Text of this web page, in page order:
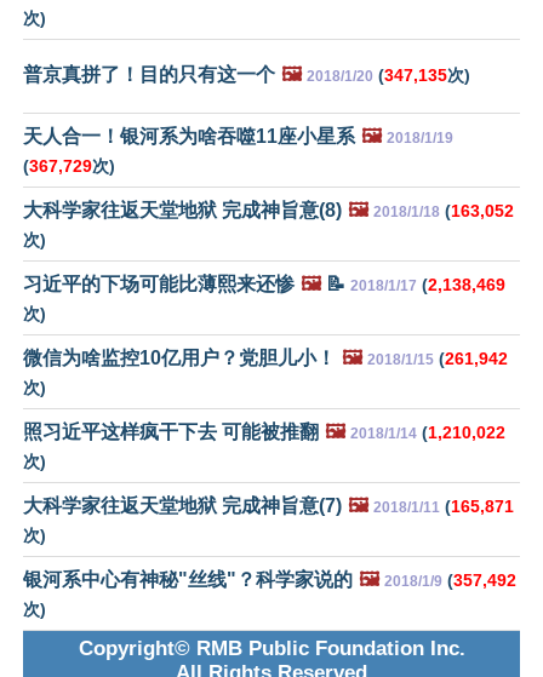
次)
普京真拼了！目的只有这一个 🖼️ 2018/1/20 (347,135次)
天人合一！银河系为啥吞噬11座小星系 🖼️ 2018/1/19
(367,729次)
大科学家往返天堂地狱 完成神旨意(8) 🖼️ 2018/1/18 (163,052
次)
习近平的下场可能比薄熙来还惨 🖼️📝 2018/1/17 (2,138,469
次)
微信为啥监控10亿用户？党胆儿小！ 🖼️ 2018/1/15 (261,942
次)
照习近平这样疯干下去 可能被推翻 🖼️ 2018/1/14 (1,210,022
次)
大科学家往返天堂地狱 完成神旨意(7) 🖼️ 2018/1/11 (165,871
次)
银河系中心有神秘"丝线"？科学家说的 🖼️ 2018/1/9 (357,492
次)
Copyright© RMB Public Foundation Inc.